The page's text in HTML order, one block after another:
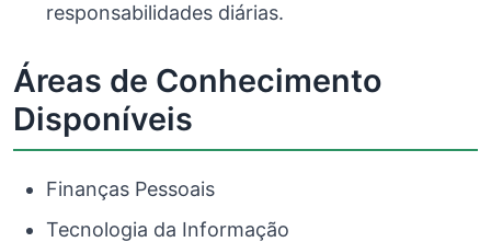
responsabilidades diárias.
Áreas de Conhecimento
Disponíveis
Finanças Pessoais
Tecnologia da Informação